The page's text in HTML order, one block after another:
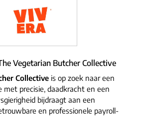
Vegetarian Butcher Collective
Collective is op zoek naar een
met precisie, daadkracht en een
bijdraagt aan een
en professionele payroll-